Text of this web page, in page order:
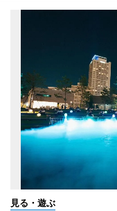
見る・遊ぶ